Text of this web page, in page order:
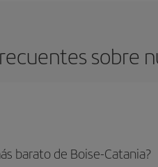
sobre
barato de Boise-Catania?